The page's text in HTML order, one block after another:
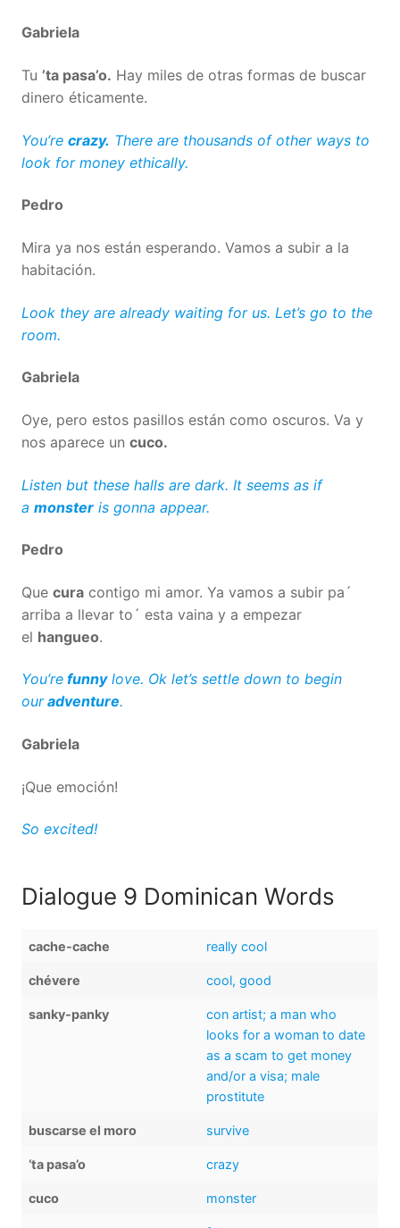
Gabriela
Tu ’ta pasa’o. Hay miles de otras formas de buscar
dinero éticamente.
You’re crazy. There are thousands of other ways to
look for money ethically.
Pedro
Mira ya nos están esperando. Vamos a subir a la
habitación.
Look they are already waiting for us. Let’s go to the
room.
Gabriela
Oye, pero estos pasillos están como oscuros. Va y
nos aparece un cuco.
Listen but these halls are dark. It seems as if
a monster is gonna appear.
Pedro
Que cura contigo mi amor. Ya vamos a subir pa´
arriba a llevar to´ esta vaina y a empezar
el hangueo.
You’re funnylove. Ok let’s settle down to begin
ouradventure.
Gabriela
¡Que emoción!
So excited!
Dialogue 9 Dominican Words
cache-cache really cool
chévere cool, good
sanky-panky
con artist; a man who
looks for a woman to date
as a scam to get money
and/or a visa; male
prostitute
buscarse el moro survive
‘ta pasa’o crazy
cuco monster